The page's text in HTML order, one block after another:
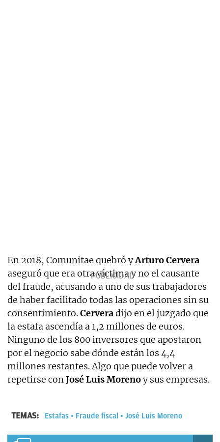
En 2018, Comunitae quebró yArturo Cervera
aseguró que era otra víctima y no el causante
del fraude, acusando a uno de sus trabajadores
de haber facilitado todas las operaciones sin su
consentimiento.Cerveradijo en el juzgado que
la estafa ascendía a 1,2 millones de euros.
Ninguno de los 800 inversores que apostaron
por el negocio sabe dónde están los 4,4
millones restantes. Algo que puede volver a
repetirse conJosé Luis Morenoy sus empresas.
TEMAS: Estafas Fraude fiscal José Luis Moreno